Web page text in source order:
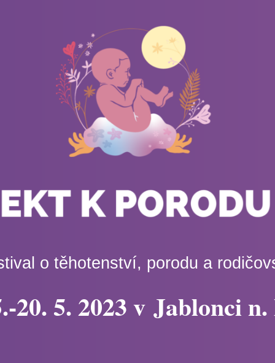
o těhotenství, porodu a
20. 5. 2023 v Jablonci